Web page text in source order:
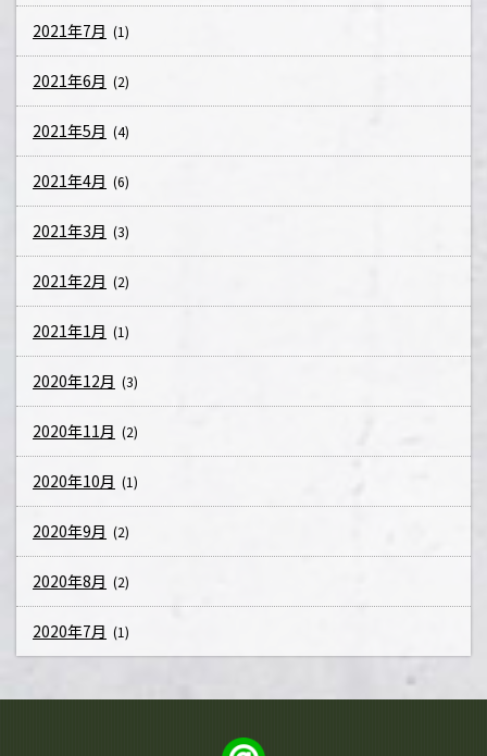
2021年7月 (1)
2021年6月 (2)
2021年5月 (4)
2021年4月 (6)
2021年3月 (3)
2021年2月 (2)
2021年1月 (1)
2020年12月 (3)
2020年11月 (2)
2020年10月 (1)
2020年9月 (2)
2020年8月 (2)
2020年7月 (1)